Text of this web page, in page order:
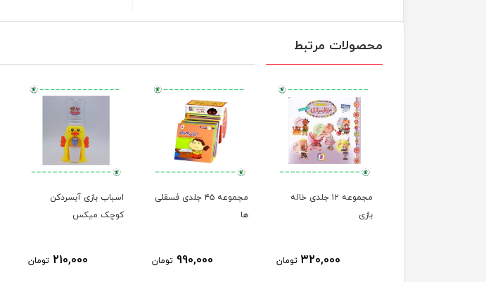
محصولات مرتبط
مجموعه ۱۲ جلدی خاله
بازی
320,000 تومان
مجموعه ۴۵ جلدی فسقلی
ها
990,000 تومان
اسباب بازی آبسردکن
کوچک میکس
210,000 تومان